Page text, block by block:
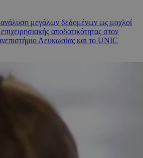
μεγάλων δεδομένων ως μοχλοί
αποδοτικότητας στον
Λευκωσίας και το UNIC